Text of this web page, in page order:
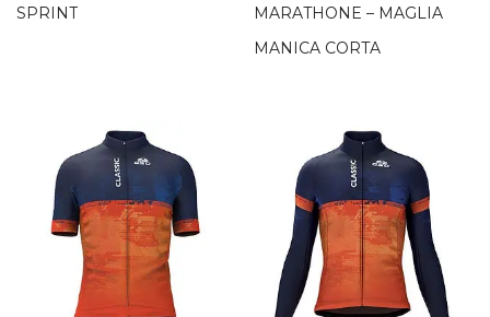
SPRINT
MARATHONE – MAGLIA
MANICA CORTA